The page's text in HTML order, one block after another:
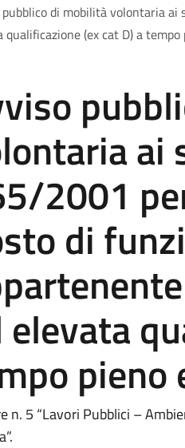
di mobilità volontaria ai
qualificazione (ex cat D) a
ai
2001
di
elevata
pieno
n. 5 “Lavori Pubblici –